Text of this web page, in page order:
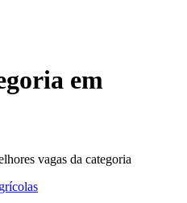
em
vagas da categoria